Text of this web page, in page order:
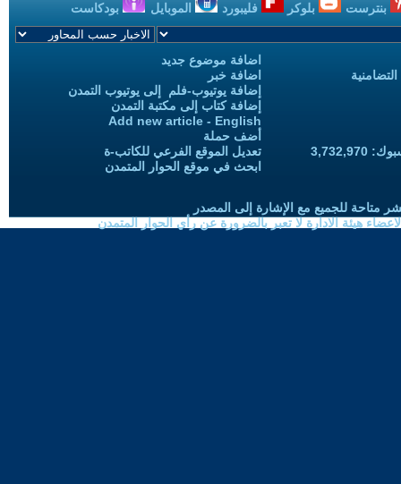
بنترست بلوكر فليبورد الموبايل بودكاست
اضافة موضوع جديد
اضافة خبر
إضافة يوتيوب-فلم إلى يوتيوب التمدن
إضافة كتاب إلى مكتبة التمدن
Add new article - English
أضف حملة
تعديل الموقع الفرعي للكاتب-ة
ابحث في موقع الحوار المتمدن
متاحة للجميع مع الإشارة إلى المصدر
هيئة الادارة لا تعبر بالضرورة عن رأي الحوار المتمدن